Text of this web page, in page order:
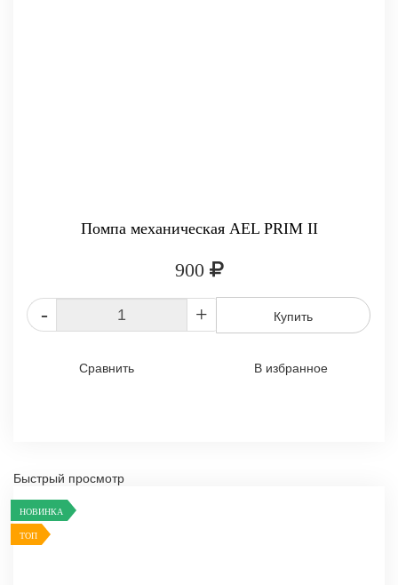
Помпа механическая AEL PRIM II
900
- + Купить
Сравнить В избранное
Быстрый просмотр
НОВИНКА
ТОП